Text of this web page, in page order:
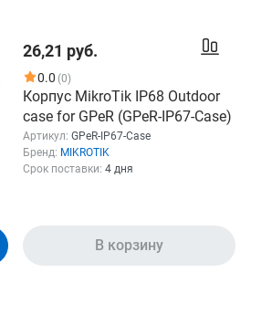
26,21 руб.
0.0 (0)
Корпус MikroTik IP68 Outdoor
case for GPeR (GPeR-IP67-Case)
Артикул: GPeR-IP67-Case
Бренд: MIKROTIK
Срок поставки: 4 дня
В корзину